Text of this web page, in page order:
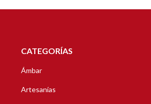
CATEGORÍAS
Ámbar
Artesanías